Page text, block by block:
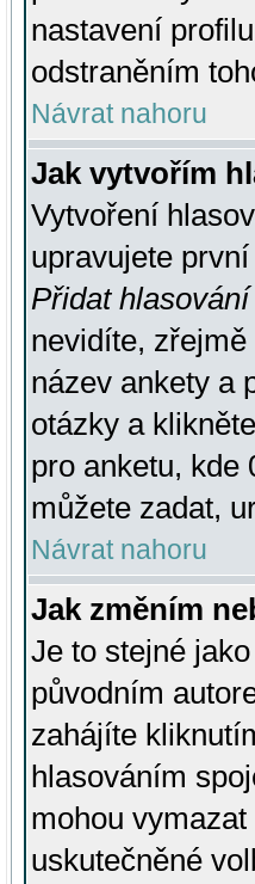
nastavení
odstraněním
Návrat nahoru
Jak vytvořím
Vytvoření
upravujete
Přidat hlasování
nevidíte,
název ankety a
otázky a
pro anketu, kde
můžete zadat,
Návrat nahoru
Jak změním
Je to stejné
původním
zahájíte
hlasováním
mohou
uskutečněné